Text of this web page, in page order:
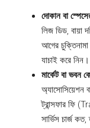
দোকান বা
লিজ ডিড, বায়া
আগের চুক্তিনামা
যাচাই করে নিন।
মার্কেট বা ভবন
অ্যাসোসিয়েশন
ট্রান্সফার ফি
সার্ভিস চার্জ